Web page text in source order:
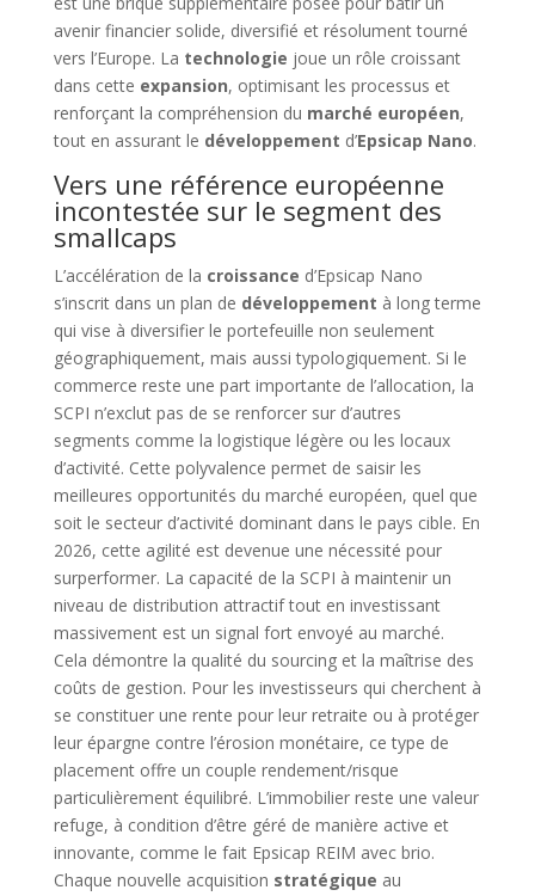
avenir financier solide, diversifié et résolument tourné
vers l’Europe. La technologie joue un rôle croissant
dans cette expansion, optimisant les processus et
renforçant la compréhension du marché européen,
tout en assurant le développement d’Epsicap Nano.
Vers une référence européenne
incontestée sur le segment des
smallcaps
L’accélération de la croissance d’Epsicap Nano
s’inscrit dans un plan de développement à long terme
qui vise à diversifier le portefeuille non seulement
géographiquement, mais aussi typologiquement. Si le
commerce reste une part importante de l’allocation, la
SCPI n’exclut pas de se renforcer sur d’autres
segments comme la logistique légère ou les locaux
d’activité. Cette polyvalence permet de saisir les
meilleures opportunités du marché européen, quel que
soit le secteur d’activité dominant dans le pays cible. En
2026, cette agilité est devenue une nécessité pour
surperformer. La capacité de la SCPI à maintenir un
niveau de distribution attractif tout en investissant
massivement est un signal fort envoyé au marché.
Cela démontre la qualité du sourcing et la maîtrise des
coûts de gestion. Pour les investisseurs qui cherchent à
se constituer une rente pour leur retraite ou à protéger
leur épargne contre l’érosion monétaire, ce type de
placement offre un couple rendement/risque
particulièrement équilibré. L’immobilier reste une valeur
refuge, à condition d’être géré de manière active et
innovante, comme le fait Epsicap REIM avec brio.
Chaque nouvelle acquisition stratégique au